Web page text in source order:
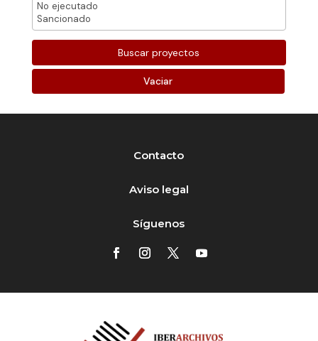
Vaciar
Contacto
Aviso legal
Síguenos